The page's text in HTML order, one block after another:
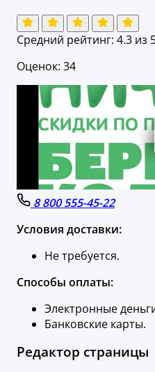
Средний рейтинг: 4.3 из
Оценок: 34
8 800 555-45-22
Условия доставки:
Не требуется.
Способы оплаты:
Электронные
Банковские карты.
Редактор страницы